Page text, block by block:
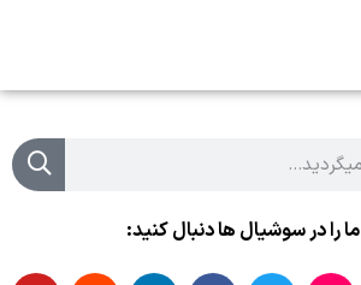
ما را در سوشیال ها دنبال کنید: